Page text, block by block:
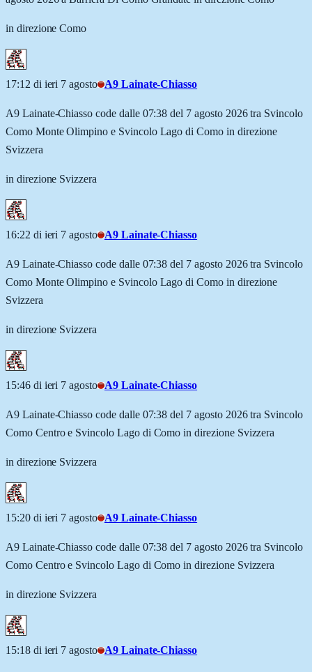
in direzione Como
17:12 di ieri 7 agosto A9 Lainate-Chiasso
A9 Lainate-Chiasso code dalle 07:38 del 7 agosto 2026 tra Svincolo
Como Monte Olimpino e Svincolo Lago di Como in direzione
Svizzera
in direzione Svizzera
16:22 di ieri 7 agosto A9 Lainate-Chiasso
A9 Lainate-Chiasso code dalle 07:38 del 7 agosto 2026 tra Svincolo
Como Monte Olimpino e Svincolo Lago di Como in direzione
Svizzera
in direzione Svizzera
15:46 di ieri 7 agosto A9 Lainate-Chiasso
A9 Lainate-Chiasso code dalle 07:38 del 7 agosto 2026 tra Svincolo
Como Centro e Svincolo Lago di Como in direzione Svizzera
in direzione Svizzera
15:20 di ieri 7 agosto A9 Lainate-Chiasso
A9 Lainate-Chiasso code dalle 07:38 del 7 agosto 2026 tra Svincolo
Como Centro e Svincolo Lago di Como in direzione Svizzera
in direzione Svizzera
15:18 di ieri 7 agosto A9 Lainate-Chiasso